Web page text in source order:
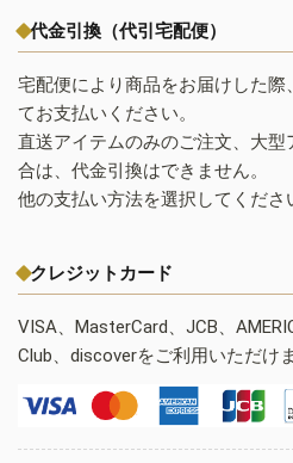
代金引換（代引宅配便）
宅配便により商品をお届けした際
てお支払いください。
直送アイテムのみのご注文、大
合は、代金引換はできません。
他の支払い方法を選択してくださ
クレジットカード
VISA、MasterCard、JCB、
Club、discoverをご利用いただけま